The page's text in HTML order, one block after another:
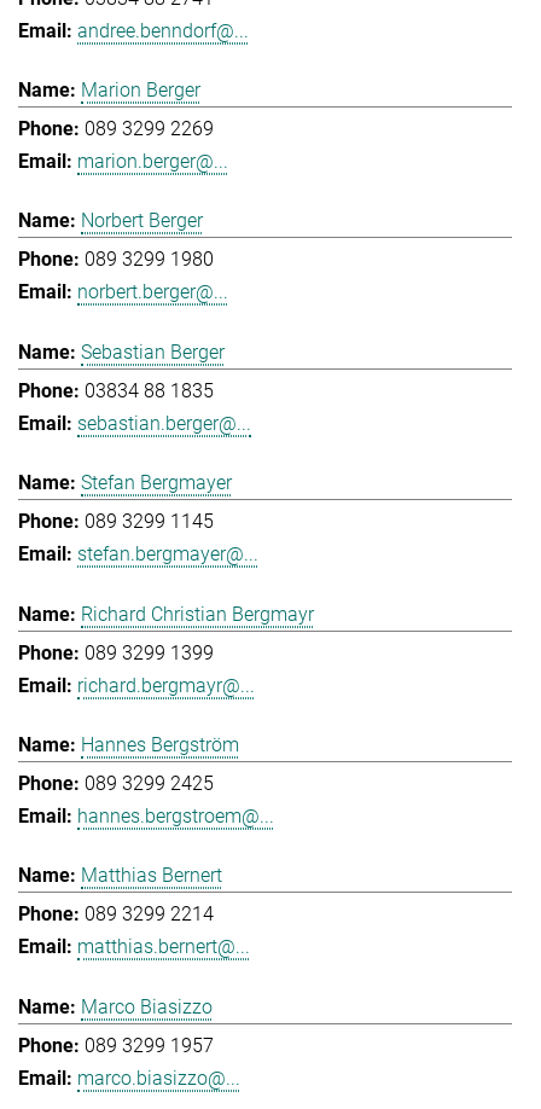
andree.benndorf@...
Marion Berger
089 3299 2269
marion.berger@...
Norbert Berger
089 3299 1980
norbert.berger@...
Sebastian Berger
03834 88 1835
sebastian.berger@...
Stefan Bergmayer
089 3299 1145
stefan.bergmayer@...
Richard Christian Bergmayr
089 3299 1399
richard.bergmayr@...
Hannes Bergström
089 3299 2425
hannes.bergstroem@...
Matthias Bernert
089 3299 2214
matthias.bernert@...
Marco Biasizzo
089 3299 1957
marco.biasizzo@...